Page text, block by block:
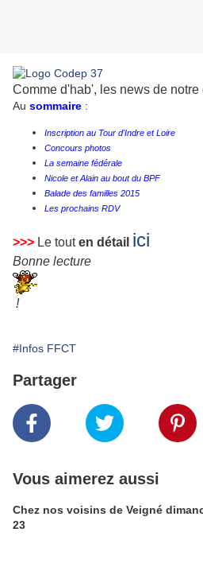
Comme d'hab', les news de notre
Au sommaire :
Inscription au Tour d'Indre et Loire
Concours photos
La semaine fédérale
Nicole et Alain au bout du BPF
Balade des familles 2015
Les prochains RDV
>>> Le touten détail ici
Bonne lecture
!
#Infos FFCT
Partager
Vous aimerez aussi
Chez nos voisins de Veigné
23